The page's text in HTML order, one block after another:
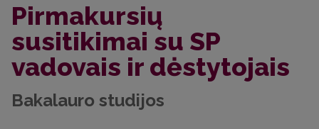
Pirmakursių
susitikimai su SP
vadovais ir dėstytojais
Bakalauro studijos